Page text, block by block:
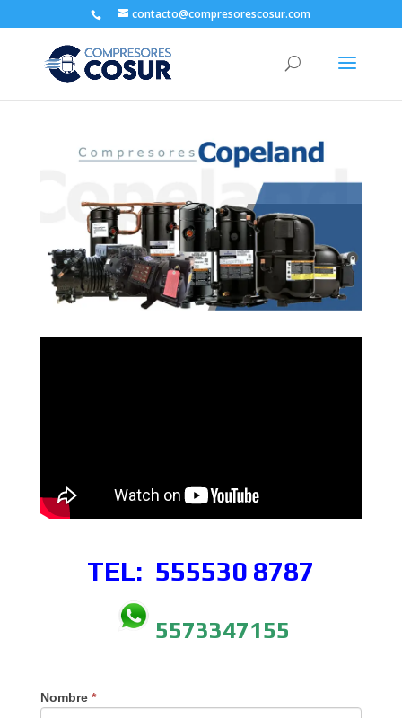
contacto@compresorescosur.com
TEL: 555530 8787
5573347155
Nombre *